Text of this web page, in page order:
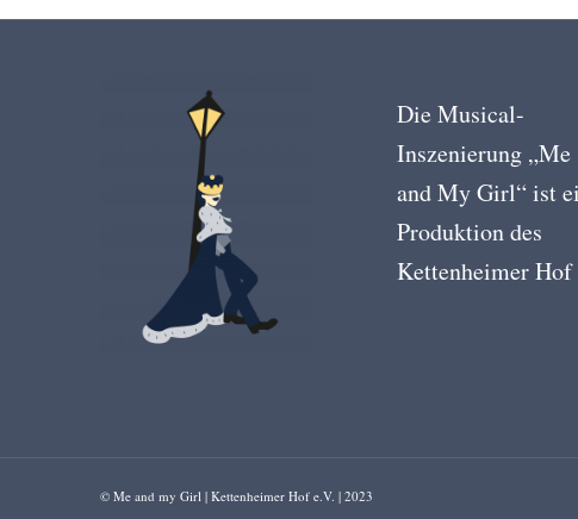
Die Musical-
Inszenierung „Me
and My Girl“ ist
Produktion des
Kettenheimer Hof
© Me and my Girl | Kettenheimer Hof e.V. | 2023